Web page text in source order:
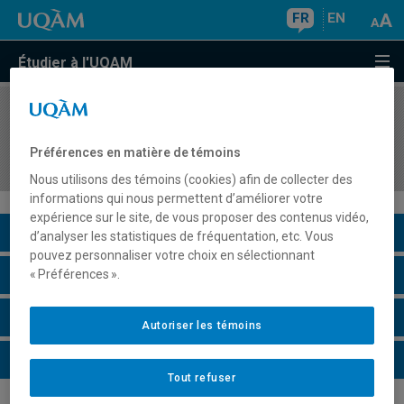
FR EN
Étudier à l'UQAM
COURS//
et corporéité
Description du cours
Horaire - Été 2026
Horaire - Automne 2026
Horaire - Hiver 2027
Préférences en matière de témoins
Nous utilisons des témoins (cookies) afin de collecter des
informations qui nous permettent d’améliorer votre
expérience sur le site, de vous proposer des contenus vidéo,
d’analyser les statistiques de fréquentation, etc. Vous
pouvez personnaliser votre choix en sélectionnant
« Préférences ».
Tout refuser
Autoriser les témoins